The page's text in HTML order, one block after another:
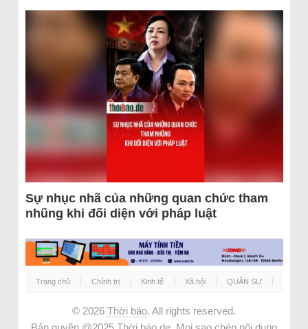
Sự nhục nhã của những quan chức tham
nhũng khi đối diện với pháp luật
Trang chủ Chính trị Kinh tế Xã hội QUÂN SỰ
© 2026 Thời báo. All rights reserved.